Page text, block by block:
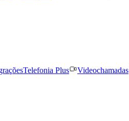
Telefonia Plus Videochamadas